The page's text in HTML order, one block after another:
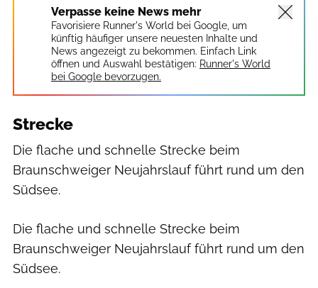
Verpasse keine News mehr
Favorisiere Runner's World bei Google, um
künftig häufiger unsere neuesten Inhalte und
News angezeigt zu bekommen. Einfach Link
öffnen und Auswahl bestätigen: Runner's World
bei Google bevorzugen.
Strecke
Die flache und schnelle Strecke beim
Braunschweiger Neujahrslauf führt rund um den
Südsee.
Die flache und schnelle Strecke beim
Braunschweiger Neujahrslauf führt rund um den
Südsee.